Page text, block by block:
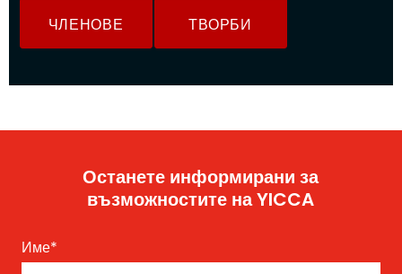
ЧЛЕНОВЕ ТВОРБИ
Останете информирани за
възможностите на YICCA
Име*